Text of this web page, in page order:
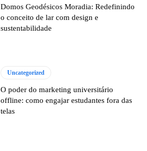
Domos Geodésicos Moradia: Redefinindo
o conceito de lar com design e
sustentabilidade
Uncategorized
O poder do marketing universitário
offline: como engajar estudantes fora das
telas